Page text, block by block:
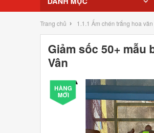
Trang chủ › 1.1.1 Ấm chén trắng hoa văn
Giảm sốc 50+ mẫu
Vân
HÀNG
MỚI